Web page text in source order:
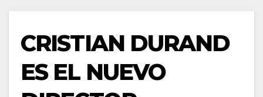
CRISTIAN DURAND
ES EL NUEVO